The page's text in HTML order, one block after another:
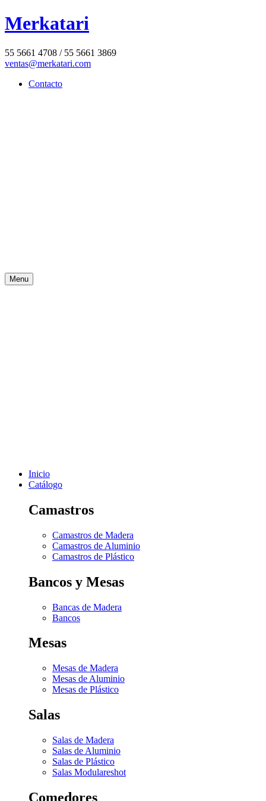
Merkatari
55 5661 4708 / 55 5661 3869
ventas@merkatari.com
Contacto
Menu
Inicio
Catálogo
Camastros
Camastros de Madera
Camastros de Aluminio
Camastros de Plástico
Bancos y Mesas
Bancas de Madera
Bancos
Mesas
Mesas de Madera
Mesas de Aluminio
Mesas de Plástico
Salas
Salas de Madera
Salas de Aluminio
Salas de Plástico
Salas Modulareshot
Comedores